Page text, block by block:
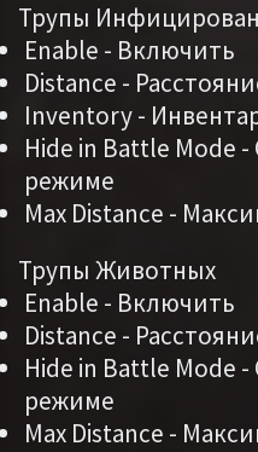
Трупы
Enable - Включить
Distance -
Inventory -
Hide in Battle Mode
режиме
Max Distance -
Трупы Животных
Enable - Включить
Distance -
Hide in Battle Mode
режиме
Max Distance -